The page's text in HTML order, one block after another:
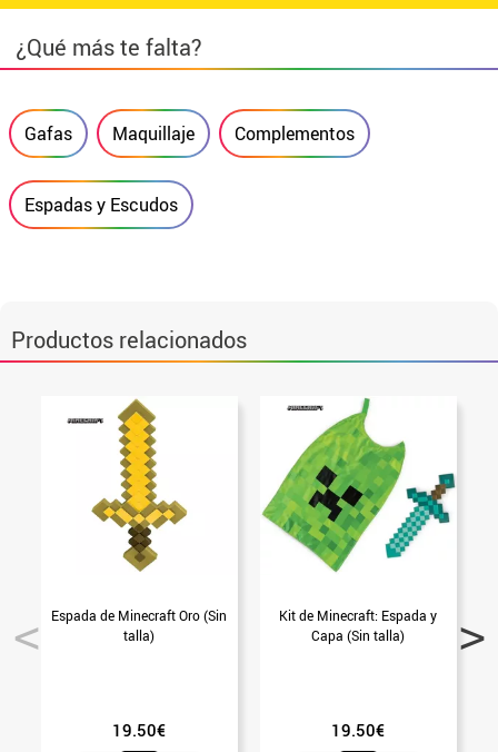
¿Qué más te falta?
Gafas Maquillaje Complementos
Espadas y Escudos
Productos relacionados
Espada de Minecraft Oro (Sin
talla)
19.50€
Kit de Minecraft: Espada y
Capa (Sin talla)
19.50€